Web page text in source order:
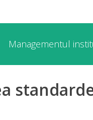
Managementul